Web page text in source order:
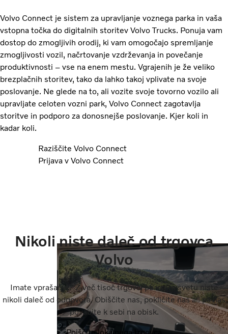
Volvo Connect je sistem za upravljanje voznega parka in vaša
vstopna točka do digitalnih storitev Volvo Trucks. Ponuja vam
dostop do zmogljivih orodij, ki vam omogočajo spremljanje
zmogljivosti vozil, načrtovanje vzdrževanja in povečanje
produktivnosti – vse na enem mestu. Vgrajenih je že veliko
brezplačnih storitev, tako da lahko takoj vplivate na svoje
poslovanje. Ne glede na to, ali vozite svoje tovorno vozilo ali
upravljate celoten vozni park, Volvo Connect zagotavlja
storitve in podporo za donosnejše poslovanje. Kjer koli in
kadar koli.
Raziščite Volvo Connect
Prijava v Volvo Connect
Nikoli niste daleč od trgovca
Volvo
Imate vprašanje? Z več tisoč trgovci po vsem svetu niste
nikoli daleč od odgovora. Obiščite nas, pokličite nas ali pa nas
povabite k sebi na obisk.
Poiščite lokalnega trgovca